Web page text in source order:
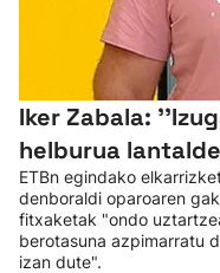
Iker Zabala:
helburua
ETBn egindako
denboraldi oparoaren
fitxaketak "ondo
berotasuna azpimarratu
izan dute".